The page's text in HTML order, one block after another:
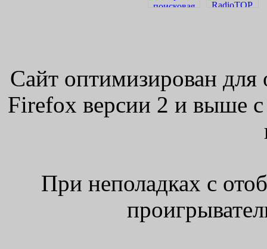
Сайт оптимизирован для
Firefox версии 2 и выше
При неполадках с